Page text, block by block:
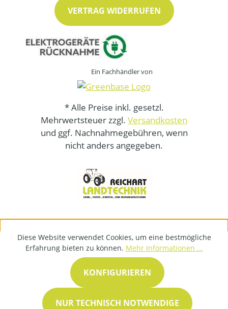
VERTRAG WIDERRUFEN
Ein Fachhändler von
* Alle Preise inkl. gesetzl.
Mehrwertsteuer zzgl. Versandkosten
und ggf. Nachnahmegebühren, wenn
nicht anders angegeben.
Diese Website verwendet Cookies, um eine bestmögliche
Erfahrung bieten zu können. Mehr Informationen ...
NUR TECHNISCH NOTWENDIGE
KONFIGURIEREN